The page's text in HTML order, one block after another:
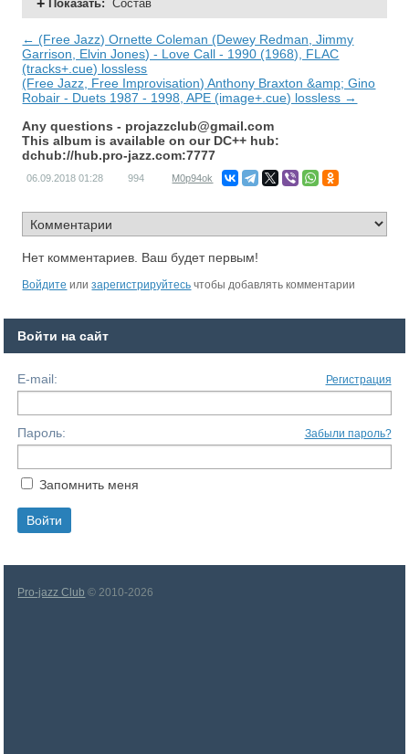
Показать: Состав
← (Free Jazz) Ornette Coleman (Dewey Redman, Jimmy
Garrison, Elvin Jones) - Love Call - 1990 (1968), FLAC
(tracks+.cue) lossless
(Free Jazz, Free Improvisation) Anthony Braxton &amp; Gino
Robair - Duets 1987 - 1998, APE (image+.cue) lossless →
Any questions - projazzclub@gmail.com
This album is available on our DC++ hub:
dchub://hub.pro-jazz.com:7777
06.09.2018 01:28 994 M0p94ok
Нет комментариев. Ваш будет первым!
Войдите илизарегистрируйтесь чтобы добавлять комментарии
Войти на сайт
E-mail: Регистрация
Пароль: Забыли пароль?
Запомнить меня
Pro-jazz Club © 2010-2026